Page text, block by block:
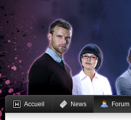
Accueil News Forum